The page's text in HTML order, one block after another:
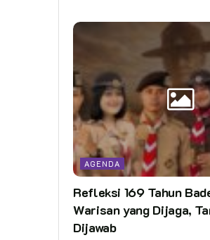
AGENDA
Refleksi 169 Tahun
Warisan yang Dijaga,
Dijawab